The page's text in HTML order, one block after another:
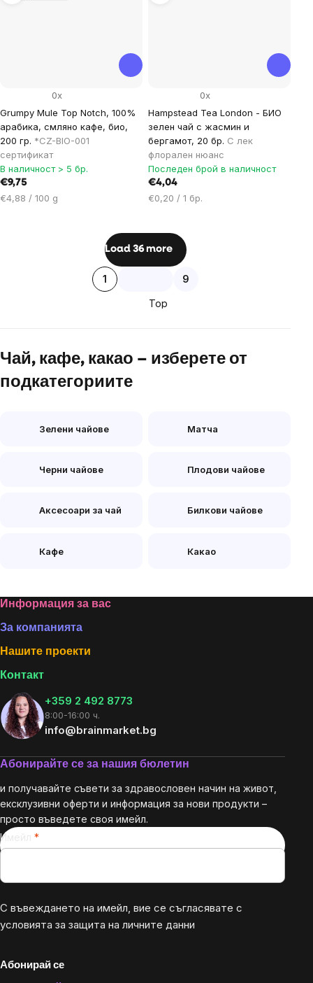
Grumpy Mule Top Notch, 100%
арабика, смляно кафе, био,
200 гр. *CZ-BIO-001
сертификат
0x
В наличност > 5 бр.
€9,75
Цена
€4,88 / 100 g
Hampstead Tea London - БИО
зелен чай с жасмин и
бергамот, 20 бр. С лек
флорален нюанс
0x
Последен брой в наличност
€4,04
Цена
€0,20 / 1 бр.
Listing
controls
Load 36 more
Pagination
1 9
Top
Чай, кафе, какао – изберете от
подкатегориите
Зелени чайове Матча
Черни чайове Плодови чайове
Аксесоари за чай Билкови чайове
Кафе Какао
Footer
Информация за вас
За компанията
Нашите проекти
Контакт
+359 2 492 8773
8:00-16:00 ч.
info@brainmarket.bg
Абонирайте се за нашия бюлетин
и получавайте съвети за здравословен начин на живот,
ексклузивни оферти и информация за нови продукти –
просто въведете своя имейл.
Имейл
С въвеждането на имейл, вие се съгласявате с
условията за защита на личните данни
Абонирай се